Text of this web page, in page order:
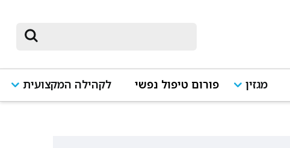
מגזין פורום טיפול נפשי לקהילה המקצועית